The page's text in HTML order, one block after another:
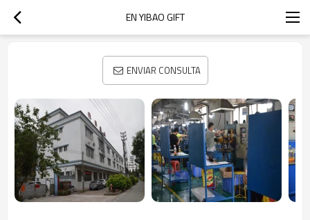
EN YIBAO GIFT
ENVIAR CONSULTA